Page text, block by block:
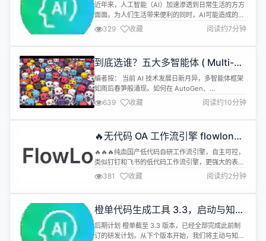
近年来，人工智能（AI）加速渗透到日常生活的方方
面面。为人们生活带来便利的同时，AI可能造成的环
境问题也不容忽视。中国科学院城市环境研究所研究
员汪鹏等研究人员的一项研究测算显示，2020年至
2030年，生成式AI带来的电子废弃物可能激增近
科学》。 联合国机构今年发布的《2024年全球电子
垃圾监测》报告显示，2...
329 收藏 阅读约7分钟
到底选谁？五大多智能体 ( Multi-AI
Agent) 框架对比
编者按： 当前 AI 技术发展日新月异，多智能体框架
如雨后春笋般涌现。如何在 AutoGen、
LangGraph、CrewAI 等众多框架中做出正确选择，
找出那一个真正适合你需求的多智能体框架？ 本文作
者通过对五大多智能体 AI 框架的比较，提出了一个
求，选择的关键在于精准匹配项目特点和技术路线。
作者 | M...
639 收藏 阅读约10分钟
🔥无代码 OA 工作流引擎 flowlong
1.0.7 发布
🔥🔥🔥纯血国产低代码自研工作流引擎，自主可控，
类似钉钉和飞书的低代码工作流引擎，更强大的表单
设计器，模型设计器。🚩为中国特色审批匠心打造❗
简单易懂的核心设计，优美易用的可视化管理界面，
纯正中国心，信创首选无代码 OA 办公审批工作流引
https://gitee.com/aizuda/flowlong •开源地址：
https://gi...
381 收藏 阅读约2分钟
橙单代码生成工具 3.3，启动与知名
快开的功能拉齐计划
后期计划 橙单截至 3.3 版本，已经全部完成此前制
订的研发计划。从下个版本开始，我们将主动与知名